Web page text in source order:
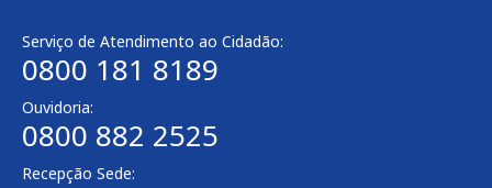
Serviço de Atendimento ao Cidadão:
0800 181 8189
Ouvidoria:
0800 882 2525​
Recepção Sede: